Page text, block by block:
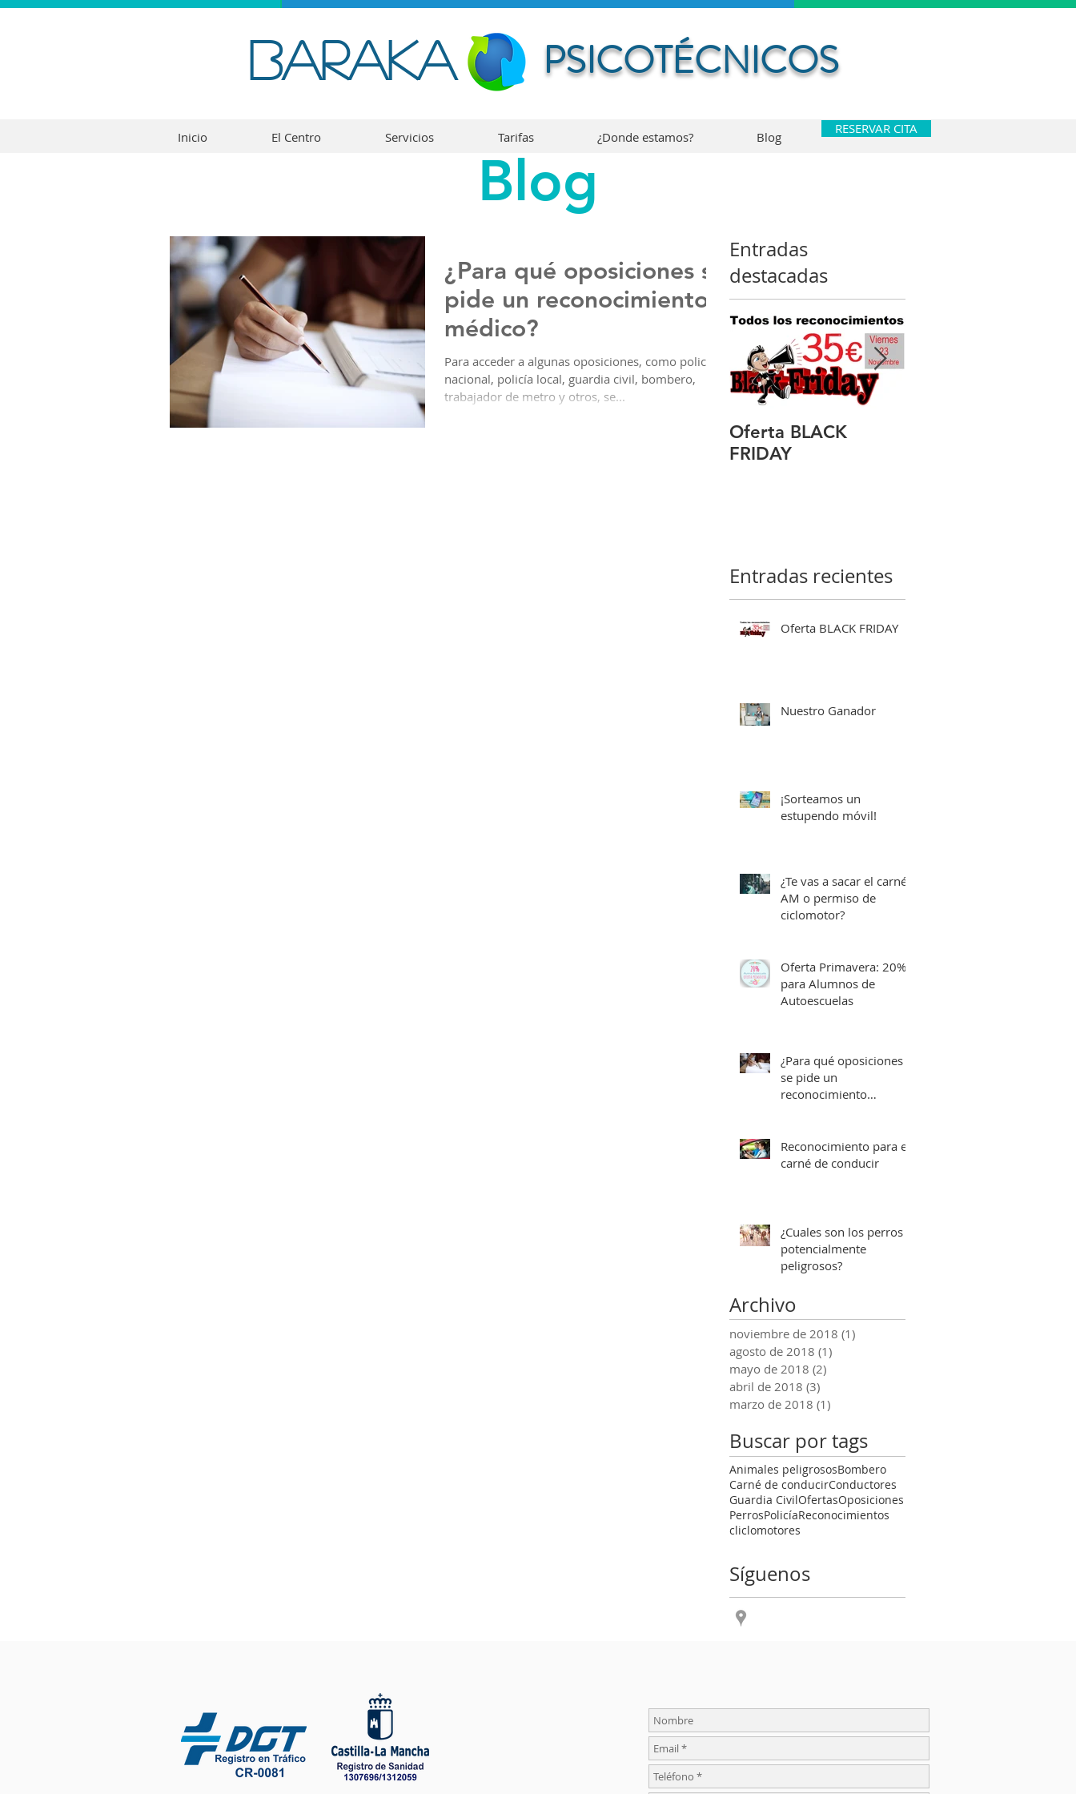
BARAKA PSICOTÉCNICOS
Blog
¿Para qué oposiciones se
pide un reconocimiento
médico?
Para acceder a algunas oposiciones, como policía
nacional, policía local, guardia civil, bombero,
trabajador de metro y otros, se...
Entradas
destacadas
Oferta BLACK
FRIDAY
Entradas recientes
Oferta BLACK FRIDAY
Nuestro Ganador
¡Sorteamos un
estupendo móvil!
¿Te vas a sacar el carné
AM o permiso de
ciclomotor?
Oferta Primavera: 20%
para Alumnos de
Autoescuelas
¿Para qué oposiciones
se pide un
reconocimiento
Reconocimiento para el
carné de conducir
¿Cuales son los perros
potencialmente
peligrosos?
Archivo
noviembre de 2018 (1)
agosto de 2018 (1)
mayo de 2018 (2)
abril de 2018 (3)
marzo de 2018 (1)
Buscar por tags
Animales peligrososBombero
Carné de conducirConductores
Guardia CivilOfertasOposiciones
PerrosPolicíaReconocimientos
cliclomotores
Síguenos
Inicio El Centro Servicios Tarifas ¿Donde estamos? Blog
RESERVAR CITA